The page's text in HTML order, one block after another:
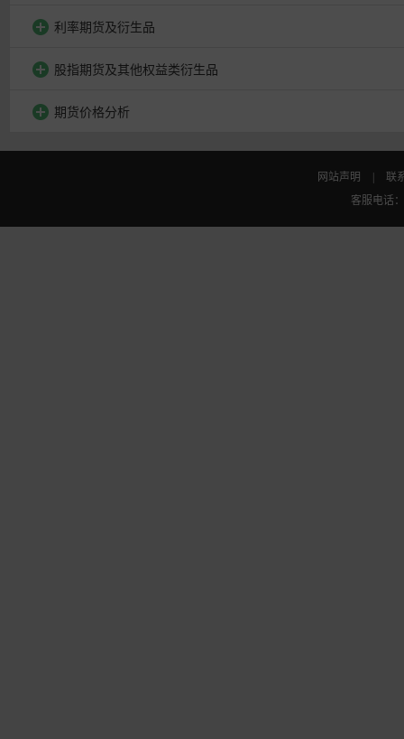
利率期货及衍生品
股指期货及其他权益类衍生品
期货价格分析
网站声明
联
客服电话